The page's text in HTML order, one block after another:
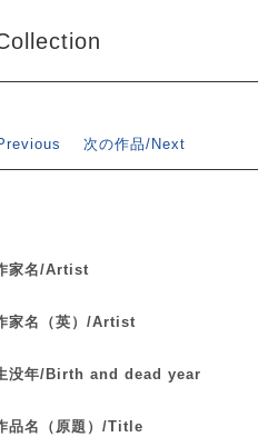
次の作品/Next
家名/Artist
家名（英）/Artist
没年/Birth and dead year
品名（原題）/Title